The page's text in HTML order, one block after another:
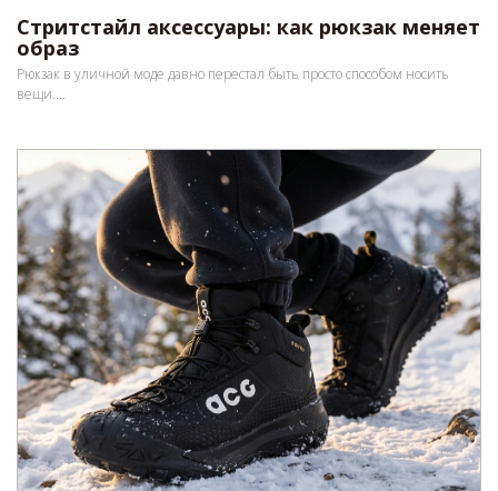
Стритстайл аксессуары: как рюкзак меняет
образ
Рюкзак в уличной моде давно перестал быть просто способом носить
вещи....